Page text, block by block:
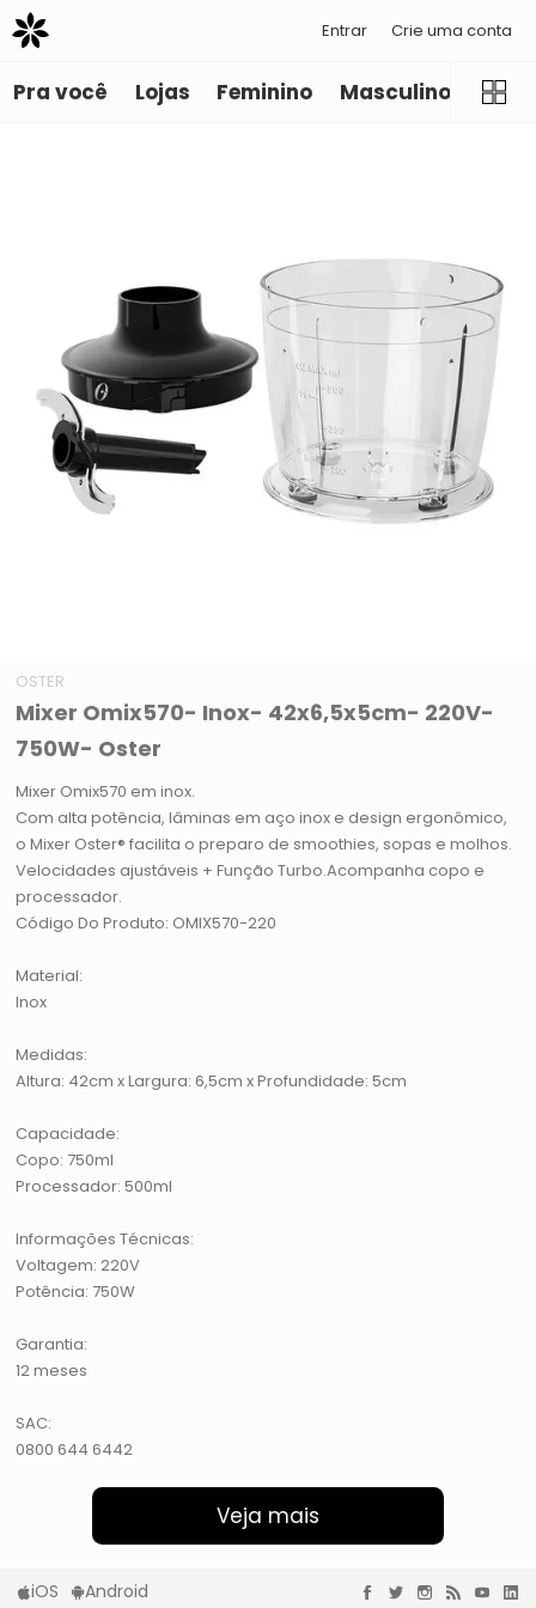
Entrar Crie uma conta
Pra você Lojas Feminino Masculino
OSTER
Mixer Omix570- Inox- 42x6,5x5cm- 220V-
750W- Oster
Mixer Omix570 em inox.
Com alta potência, lâminas em aço inox e design ergonômico,
o Mixer Oster® facilita o preparo de smoothies, sopas e molhos.
Velocidades ajustáveis + Função Turbo.Acompanha copo e
processador.
Código Do Produto: OMIX570-220
Material:
Inox
Medidas:
Altura: 42cm x Largura: 6,5cm x Profundidade: 5cm
Capacidade:
Copo: 750ml
Processador: 500ml
Informações Técnicas:
Voltagem: 220V
Potência: 750W
Garantia:
12 meses
SAC:
0800 644 6442
Veja mais
iOS Android